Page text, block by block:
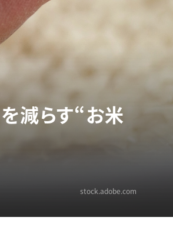
減らす“お米
stock.adobe.com